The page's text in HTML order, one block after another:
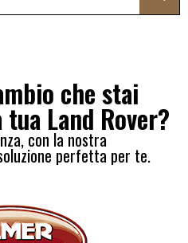
che stai
Land Rover?
con la nostra
perfetta per te.